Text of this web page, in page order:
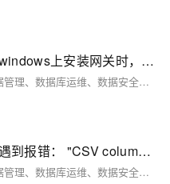
数据管理DMS产品使用合集之windows上安装网关时，token都是新的，报错：无效的token，该怎么办
阿里云数据管理DMS提供了全面的数据管理、数据库运维、数据安全、数据迁移与同步等功能，助力企业高效、安全地进行数据库管理和运维工作。以下是DMS产品使用合集的详细介绍。
数据管理DMS产品使用合集之遇到报错： "CSV column size overflow, size : 7429, limit : 2048" ，该怎么办
阿里云数据管理DMS提供了全面的数据管理、数据库运维、数据安全、数据迁移与同步等功能，助力企业高效、安全地进行数据库管理和运维工作。以下是DMS产品使用合集的详细介绍。